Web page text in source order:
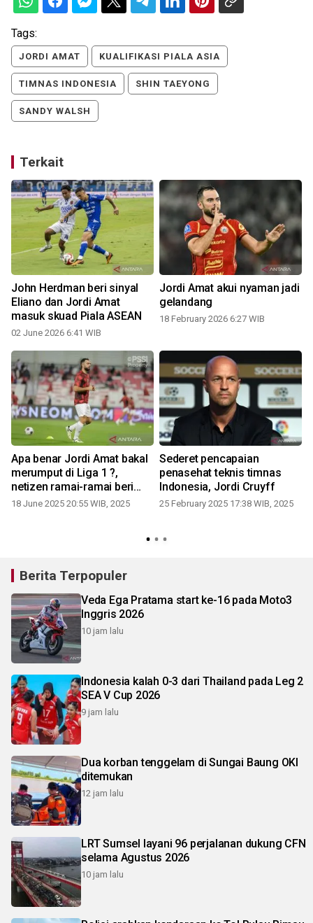
Tags:
JORDI AMAT KUALIFIKASI PIALA ASIA
TIMNAS INDONESIA SHIN TAEYONG
SANDY WALSH
Terkait
John Herdman beri sinyal
Eliano dan Jordi Amat
masuk skuad Piala ASEAN
02 June 2026 6:41 WIB
Jordi Amat akui nyaman jadi
gelandang
18 February 2026 6:27 WIB
Apa benar Jordi Amat bakal
merumput di Liga 1 ?,
netizen ramai-ramai beri
dukungan
18 June 2025 20:55 WIB, 2025
Sederet pencapaian
penasehat teknis timnas
Indonesia, Jordi Cruyff
25 February 2025 17:38 WIB, 2025
Berita Terpopuler
Veda Ega Pratama start ke-16 pada Moto3
Inggris 2026
10 jam lalu
Indonesia kalah 0-3 dari Thailand pada Leg 2
SEA V Cup 2026
9 jam lalu
Dua korban tenggelam di Sungai Baung OKI
ditemukan
12 jam lalu
LRT Sumsel layani 96 perjalanan dukung CFN
selama Agustus 2026
10 jam lalu